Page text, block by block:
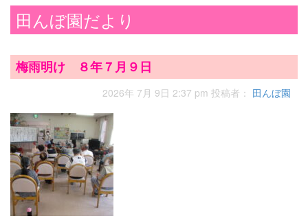
ー
田んぼ園だより
梅雨明け ８年７月９日
2026年 7月 9日 2:37 pm 投稿者： 田んぼ園